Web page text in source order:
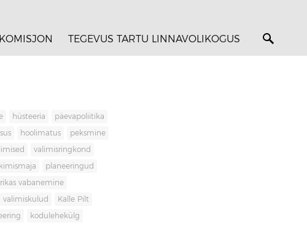
TEGEVUS TARTU LINNAVOLIKOGUS
hüsteeria päevapoliitika
hoolimatus peksmine
valimisringkond
planeeringud
vabanemine
valimiskulud Kalle Pilt
kodulehekülg